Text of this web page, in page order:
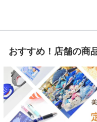
おすすめ！店舗の商